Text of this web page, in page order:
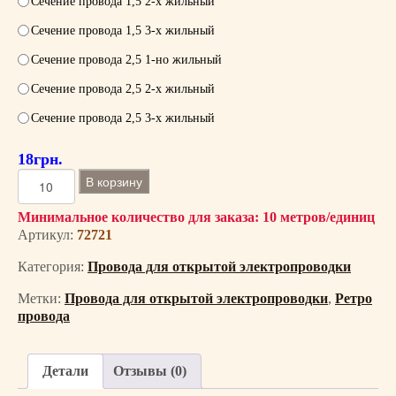
Сечение провода 1,5 3-х жильный
Сечение провода 2,5 1-но жильный
Сечение провода 2,5 2-х жильный
Сечение провода 2,5 3-х жильный
18грн.
л
и
е
с
т
о
В корзину
Минимальное количество для заказа: 10 метров/единиц
Артикул: 72721
Категория: Провода для открытой электропроводки
Метки: Провода для открытой электропроводки, Ретро
провода
Детали Отзывы (0)